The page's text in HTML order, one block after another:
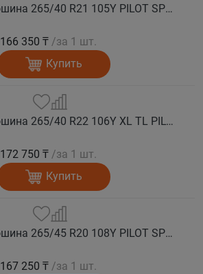
MICHELIN Автошина 265/40 R21 105Y PILOT SPORT 4 SUV лето
166 350 ₸ /за 1 шт.
Купить
MICHELIN Автошина 265/40 R22 106Y XL TL PILOT SPORT 4 SUV GOE лето
172 750 ₸ /за 1 шт.
Купить
MICHELIN Автошина 265/45 R20 108Y PILOT SPORT 4 SUV лето
167 250 ₸ /за 1 шт.